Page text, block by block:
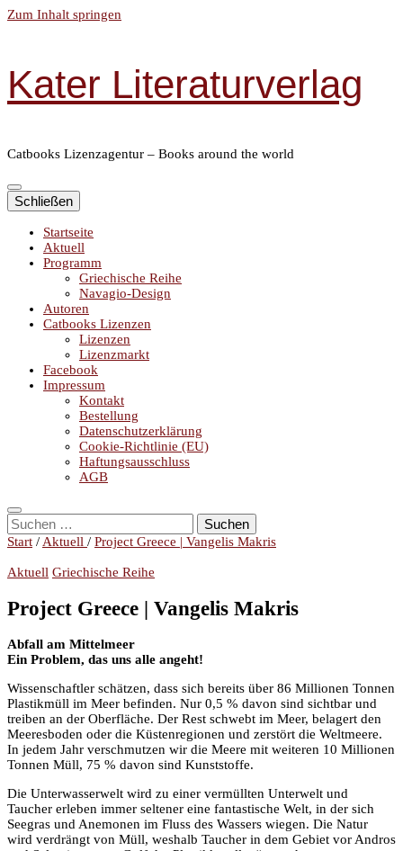
Zum Inhalt springen
Kater Literaturverlag
Catbooks Lizenzagentur – Books around the world
Schließen
Startseite
Aktuell
Programm
Griechische Reihe
Navagio-Design
Autoren
Catbooks Lizenzen
Lizenzen
Lizenzmarkt
Facebook
Impressum
Kontakt
Bestellung
Datenschutzerklärung
Cookie-Richtlinie (EU)
Haftungsausschluss
AGB
Suchen
nach:
Start / Aktuell / Project Greece | Vangelis Makris
Aktuell Griechische Reihe
Project Greece | Vangelis Makris
Abfall am Mittelmeer
Ein Problem, das uns alle angeht!
Wissenschaftler schätzen, dass sich bereits über 86 Millionen Tonnen
Plastikmüll im Meer befinden. Nur 0,5 % davon sind sichtbar und
treiben an der Oberfläche. Der Rest schwebt im Meer, belagert den
Meeresboden oder die Küstenregionen und zerstört die Weltmeere.
In jedem Jahr verschmutzen wir die Meere mit weiteren 10 Millionen
Tonnen Müll, 75 % davon sind Kunststoffe.
Die Unterwasserwelt wird zu einer vermüllten Unterwelt und
Taucher erleben immer seltener eine fantastische Welt, in der sich
Seegras und Anemonen im Fluss des Wassers wiegen. Die Natur
wird verdrängt von Müll, weshalb Taucher in dem Gebiet vor Andros